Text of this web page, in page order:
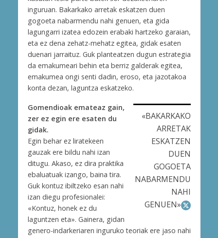
inguruan. Bakarkako arretak eskatzen duen
gogoeta nabarmendu nahi genuen, eta gida
lagungarri izatea edozein erabaki hartzeko garaian,
eta ez dena zehatz-mehatz egitea, gidak esaten
duenari jarraituz. Guk planteatzen dugun estrategia
da emakumeari behin eta berriz galderak egitea,
emakumea ongi senti dadin, eroso, eta jazotakoa
konta dezan, laguntza eskatzeko.
«BAKARKAKO
ARRETAK
ESKATZEN
DUEN
GOGOETA
NABARMENDU
NAHI
GENUEN»
Gomendioak emateaz gain,
zer ez egin ere esaten du
gidak.
Egin behar ez liratekeen
gauzak ere bildu nahi izan
ditugu. Akaso, ez dira praktika
ebaluatuak izango, baina tira.
Guk kontuz ibiltzeko esan nahi
izan diegu profesionalei:
«Kontuz, honek ez du
laguntzen eta». Gainera, gidan
genero-indarkeriaren inguruko teoriak ere jaso nahi